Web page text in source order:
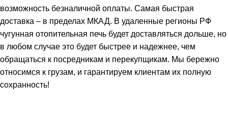
возможность безналичной оплаты. Самая быстрая
доставка – в пределах МКАД. В удаленные регионы РФ
чугунная отопительная печь будет доставляться дольше, но
в любом случае это будет быстрее и надежнее, чем
обращаться к посредникам и перекупщикам. Мы бережно
относимся к грузам, и гарантируем клиентам их полную
сохранность!